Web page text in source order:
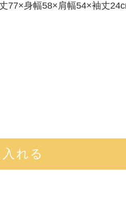
77×身幅58×肩幅54×袖丈
れる